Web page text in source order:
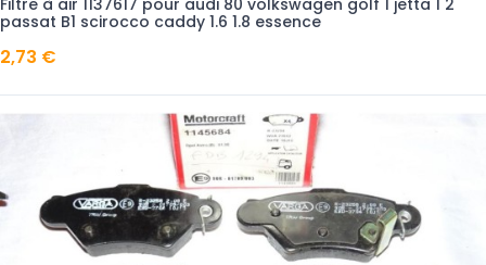
Filtre à air 1137617 pour audi 80 volkswagen golf 1 jetta 1 2
passat B1 scirocco caddy 1.6 1.8 essence
2,73 €